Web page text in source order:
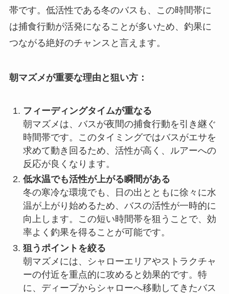
帯です。低活性である冬のバスも、この時間帯に
は捕食行動が活発になることが多いため、釣果に
つながる絶好のチャンスと言えます。
朝マズメが重要な理由と狙い方：
フィーディングタイムが重なる
朝マズメは、バスが夜間の捕食行動を引き継ぐ
時間帯です。このタイミングではバスがエサを
求めて動き回るため、活性が高く、ルアーへの
反応が良くなります。
低水温でも活性が上がる瞬間がある
冬の寒冷な環境でも、日の出とともに徐々に水
温が上がり始めるため、バスの活性が一時的に
向上します。この短い時間帯を狙うことで、効
率よく釣果を得ることが可能です。
狙うポイントを絞る
朝マズメには、シャローエリアやストラクチャ
ーの付近を重点的に攻めると効果的です。特
に、ディープからシャローへ移動してきたバス